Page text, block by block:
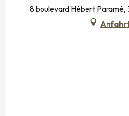
8 boulevard Hébert